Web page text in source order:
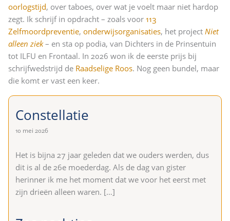
oorlogstijd, over taboes, over wat je voelt maar niet hardop
zegt. Ik schrijf in opdracht – zoals voor 113
Zelfmoordpreventie, onderwijsorganisaties, het project Niet
alleen ziek– en sta op podia, van Dichters in de Prinsentuin
tot ILFU en Frontaal. In 2026 won ik de eerste prijs bij
schrijfwedstrijd de Raadselige Roos. Nog geen bundel, maar
die komt er vast een keer.
Constellatie
10 mei 2026
Het is bijna 27 jaar geleden dat we ouders werden, dus
dit is al de 26e moederdag. Als de dag van gister
herinner ik me het moment dat we voor het eerst met
zijn drieën alleen waren. […]